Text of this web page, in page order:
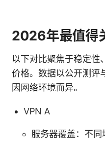
2026年最值得
以下对比聚焦于稳定性
价格。数据以公开测评
因网络环境而异。
VPN A
服务器覆盖：不